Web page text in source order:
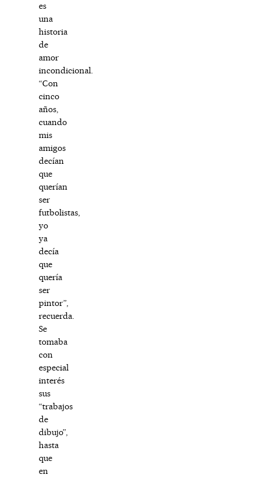
es
una
historia
de
amor
incondicional.
“Con
cinco
años,
cuando
mis
amigos
decían
que
querían
ser
futbolistas,
yo
ya
decía
que
quería
ser
pintor”,
recuerda.
Se
tomaba
con
especial
interés
sus
“trabajos
de
dibujo”,
hasta
que
en